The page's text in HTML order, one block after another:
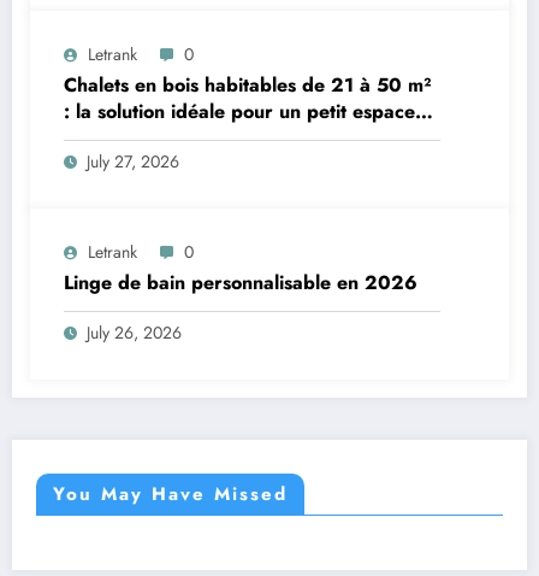
Letrank 0
Chalets en bois habitables de 21 à 50 m²
: la solution idéale pour un petit espace
de vie
July 27, 2026
Letrank 0
Linge de bain personnalisable en 2026
July 26, 2026
You May Have Missed